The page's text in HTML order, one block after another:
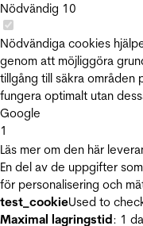
Nödvändig 10
Nödvändiga cookies
genom att möjliggöra
tillgång till säkra områden
fungera optimalt utan
Google
1
Läs mer om den här
En del av de uppgifter
för personalisering och
test_cookieUsed to
Maximal lagringstid: 1